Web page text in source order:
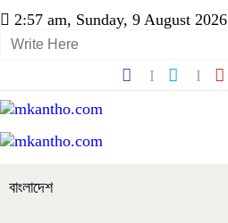
2:57 am, Sunday, 9 August 2026
বাংলাদেশ